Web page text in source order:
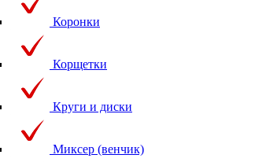
Коронки
Корщетки
Круги и диски
Миксер (венчик)